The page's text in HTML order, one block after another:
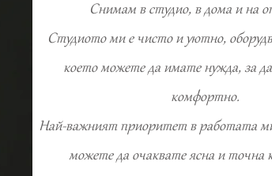
Снимам в студио, в дома и на
Студиото ми е чисто и уютно,
което можете да имате нужда, за
комфортно.
Най-важният приоритет в работата
можете да очаквате ясна и точна